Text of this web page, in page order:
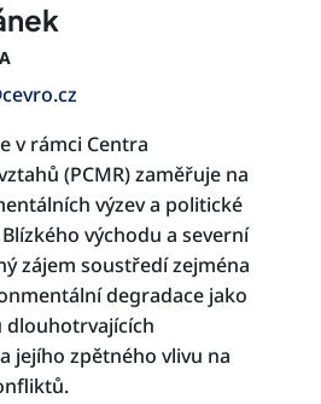
v rámci Centra
(PCMR) zaměřuje na
výzev a politické
východu a severní
zájem soustředí zejména
degradace jako
dlouhotrvajících
jejího zpětného vlivu na